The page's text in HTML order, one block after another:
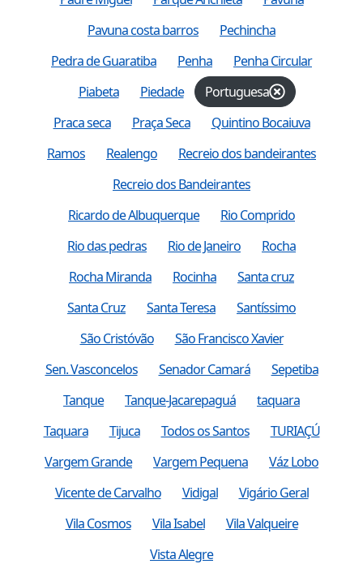
Pavuna costa barros
Pechincha
Pedra de Guaratiba
Penha
Penha Circular
Piabeta
Piedade
Portuguesa
Praca seca
Praça Seca
Quintino Bocaiuva
Ramos
Realengo
Recreio dos bandeirantes
Recreio dos Bandeirantes
Ricardo de Albuquerque
Rio Comprido
Rio das pedras
Rio de Janeiro
Rocha
Rocha Miranda
Rocinha
Santa cruz
Santa Cruz
Santa Teresa
Santíssimo
São Cristóvão
São Francisco Xavier
Sen. Vasconcelos
Senador Camará
Sepetiba
Tanque
Tanque-Jacarepaguá
taquara
Taquara
Tijuca Todos os Santos
TURIAÇÚ
Vargem Grande
Vargem Pequena
Váz Lobo
Vicente de Carvalho
Vidigal
Vigário Geral
Vila Cosmos
Vila Isabel
Vila Valqueire
Vista Alegre